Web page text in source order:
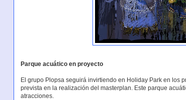
Parque acuático en proyecto
El grupo Plopsa seguirá invirtiendo en Holiday Park en los
prevista en la realización del masterplan. Este parque
atracciones.